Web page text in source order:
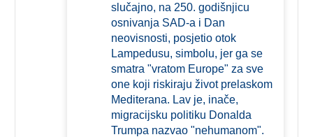
slučajno, na 250. godišnjicu
osnivanja SAD-a i Dan
neovisnosti, posjetio otok
Lampedusu, simbolu, jer ga se
smatra "vratom Europe" za sve
one koji riskiraju život prelaskom
Mediterana. Lav je, inače,
migracijsku politiku Donalda
Trumpa nazvao "nehumanom".